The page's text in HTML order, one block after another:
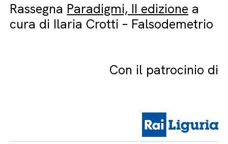
Rassegna Paradigmi, II edizione a
cura di Ilaria Crotti – Falsodemetrio
Con il patrocinio di